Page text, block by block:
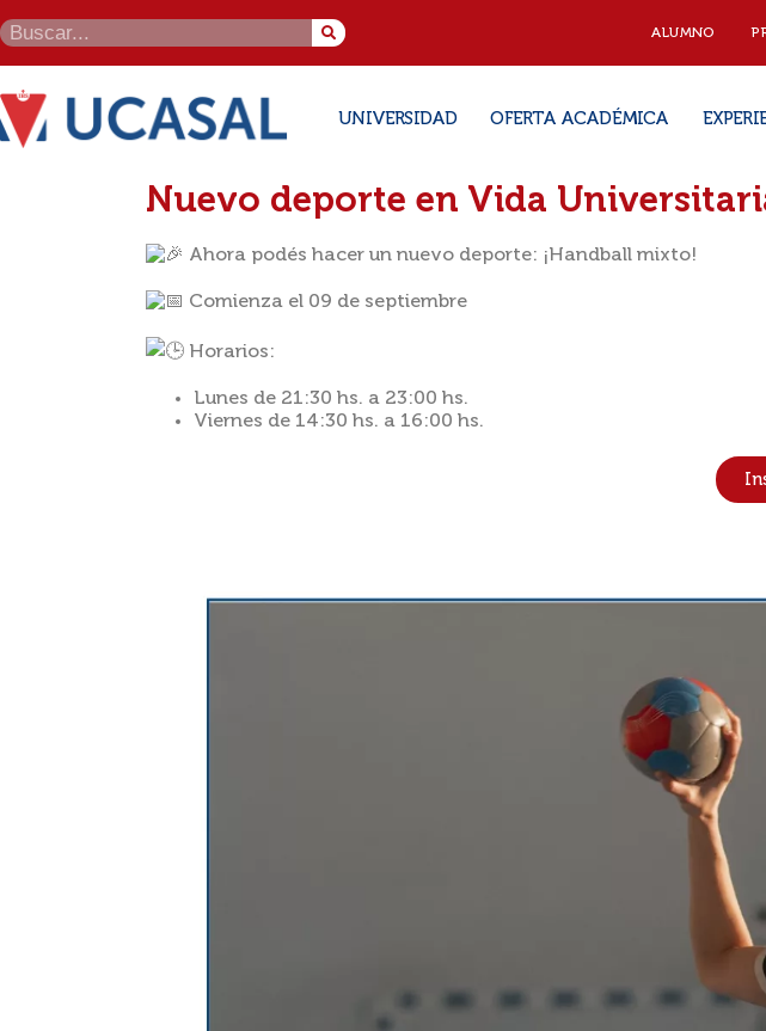
ALUMNO
UNIVERSIDAD OFERTA ACADÉMICA
Nuevo deporte en Vida
Ahora podés hacer un nuevo deporte: ¡Handball mixto!
Comienza el 09 de septiembre
Horarios:
Lunes de 21:30 hs. a 23:00 hs.
Viernes de 14:30 hs. a 16:00 hs.